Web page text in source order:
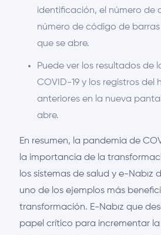
identificación, el número de
número de código de
que se abre.
Puede ver los resultados de
COVID-19 y los registros del
anteriores en la nueva
abre.
En resumen, la pandemia de
la importancia de la
los sistemas de salud y e-Nabız
uno de los ejemplos más
transformación. E-Nabız que
papel crítico para incrementar